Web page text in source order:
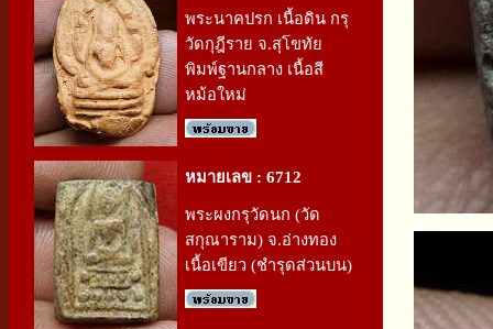
พระนาคปรก เนื้อดิน กรุ
วัดกุฎีราย จ.สุโขทัย
พิมพ์ฐานกลาง เนื้อสี
หม้อใหม่
หมายเลข : 6712
พระผงกรุวัดนก (วัด
สกุณาราม) จ.อ่างทอง
เนื้อเขียว (ชำรุดส่วนบน)